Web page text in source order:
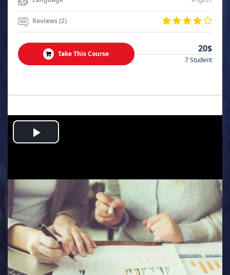
Reviews (2)
Take This Course 20$
7 Student
.
Play